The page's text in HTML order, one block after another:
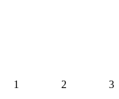
1 2 3